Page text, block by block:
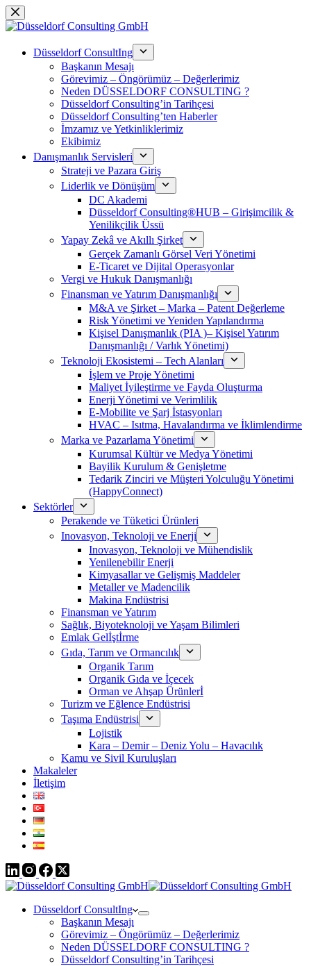
跳
过
Düsseldorf ConsultIng
Başkanın Mesajı
Görevimiz – Öngörümüz – Değerlerimiz
Neden DÜSSELDORF CONSULTING ?
Düsseldorf Consulting’in Tarihçesi
Düsseldorf Consulting’ten Haberler
İmzamız ve Yetkinliklerimiz
Ekibimiz
Danışmanlık Servisleri
Strateji ve Pazara Giriş
Liderlik ve Dönüşüm
DC Akademi
Düsseldorf Consulting®HUB – Girişimcilik &
Yenilikçilik Üssü
Yapay Zekâ ve Akıllı Şirket
Gerçek Zamanlı Görsel Veri Yönetimi
E-Ticaret ve Dijital Operasyonlar
Vergi ve Hukuk Danışmanlığı
Finansman ve Yatırım Danışmanlığı
M&A ve Şirket – Marka – Patent Değerleme
Risk Yönetimi ve Yeniden Yapılandırma
Kişisel Danışmanlık (PIA )– Kişisel Yatırım
Danışmanlığı / Varlık Yönetimi)
Teknoloji Ekosistemi – Tech Alanları
İşlem ve Proje Yönetimi
Maliyet İyileştirme ve Fayda Oluşturma
Enerji Yönetimi ve Verimlilik
E-Mobilite ve Şarj İstasyonları
HVAC – Isıtma, Havalandırma ve İklimlendirme
Marka ve Pazarlama Yönetimi
Kurumsal Kültür ve Medya Yönetimi
Bayilik Kurulum & Genişletme
Tedarik Zinciri ve Müşteri Yolculuğu Yönetimi
(HappyConnect)
Sektörler
Perakende ve Tüketici Ürünleri
Inovasyon, Teknoloji ve Enerji
Inovasyon, Teknoloji ve Mühendislik
Yenilenebilir Enerji
Kimyasallar ve Gelişmiş Maddeler
Metaller ve Madencilik
Makina Endüstrisi
Finansman ve Yatırım
Sağlık, Biyoteknoloji ve Yaşam Bilimleri
Emlak Gelİştİrme
Gıda, Tarım ve Ormancılık
Organik Tarım
Organik Gıda ve İçecek
Orman ve Ahşap Ürünlerİ
Turizm ve Eğlence Endüstrisi
Taşıma Endüstrisi
Lojistik
Kara – Demir – Deniz Yolu – Havacılık
Kamu ve Sivil Kuruluşları
Makaleler
İletişim
Düsseldorf ConsultIng
Başkanın Mesajı
Görevimiz – Öngörümüz – Değerlerimiz
Neden DÜSSELDORF CONSULTING ?
Düsseldorf Consulting’in Tarihçesi